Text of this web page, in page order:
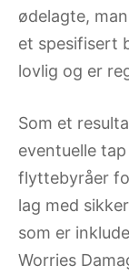
ødelagte,
et spesifisert
lovlig og er
Som et
eventuelle
flyttebyråer
lag med
som er
Worries